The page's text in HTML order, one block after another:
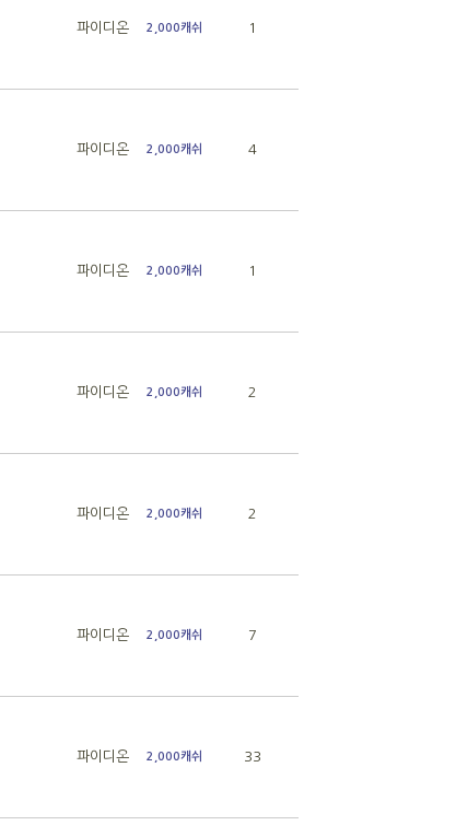
파이디온 2,000캐쉬 1
파이디온 2,000캐쉬 4
파이디온 2,000캐쉬 1
파이디온 2,000캐쉬 2
파이디온 2,000캐쉬 2
파이디온 2,000캐쉬 7
파이디온 2,000캐쉬 33